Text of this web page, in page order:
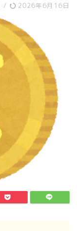
/ 2026年6月16日